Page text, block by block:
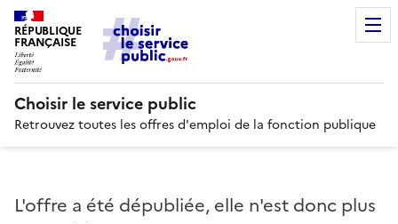
RÉPUBLIQUE
FRANÇAISE
Choisir le service public
Retrouvez toutes les offres d'emploi de la fonction publique
L'offre a été dépubliée, elle n'est donc plus